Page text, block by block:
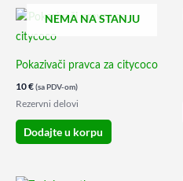
NEMA NA STANJU
Pokazivači pravca za citycoco
10€(sa PDV-om)
Rezervni delovi
Dodajte u korpu